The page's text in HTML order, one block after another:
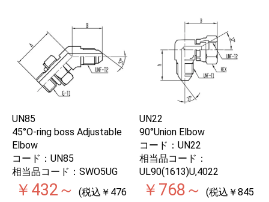
UN85
45°O-ring boss Adjustable
Elbow
コード：UN85
相当品コード：SWO5UG
￥432～ (税込￥476
UN22
90°Union Elbow
コード：UN22
相当品コード：
UL90(1613)U,4022
￥768～ (税込￥845